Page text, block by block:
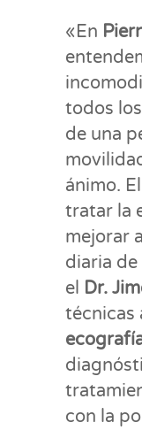
«En
todos
de una
ánimo.
tratar la
mejorar
diaria
el Dr.
técnicas
con la